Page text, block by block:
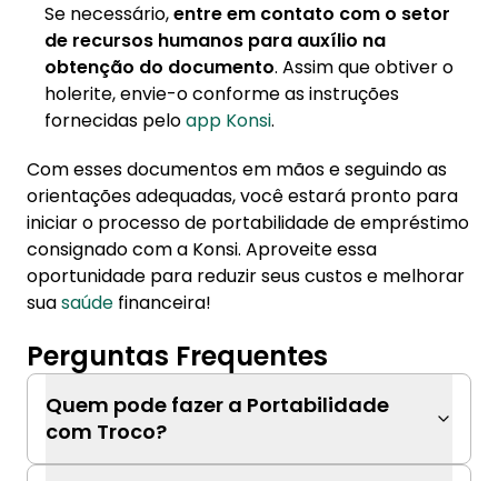
Se necessário,entre em contato com o setor
de recursos humanos para auxílio na
obtenção do documento. Assim que obtiver o
holerite, envie-o conforme as instruções
fornecidas peloapp Konsi.
Com esses documentos em mãos e seguindo as
orientações adequadas, você estará pronto para
iniciar o processo de portabilidade de empréstimo
consignado com a Konsi. Aproveite essa
oportunidade para reduzir seus custos e melhorar
suasaúde financeira!
Perguntas Frequentes
Quem pode fazer a Portabilidade
com Troco?